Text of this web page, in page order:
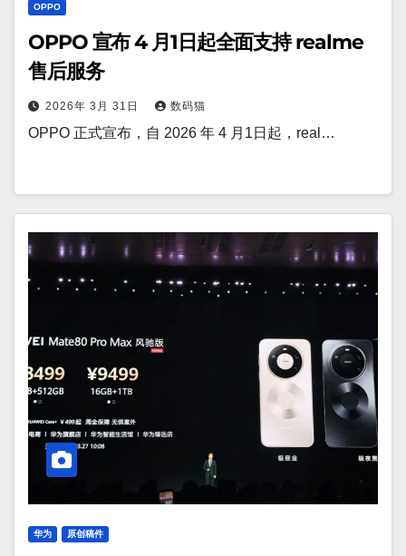
OPPO
OPPO 宣布 4 月1日起全面支持 realme
售后服务
2026年 3月 31日 数码猫
OPPO 正式宣布，自 2026 年 4 月1日起，real…
华为 原创稿件